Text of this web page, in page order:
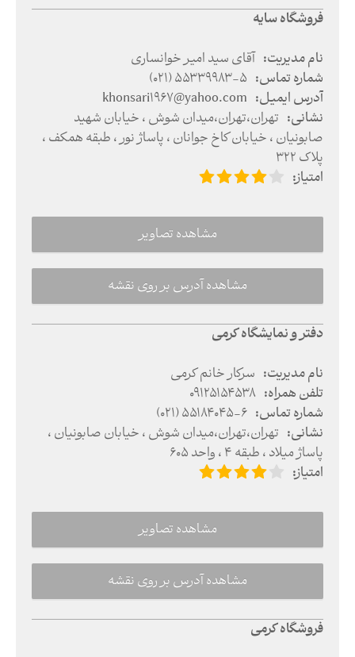
فروشگاه سایه
نام مدیریت: آقای سید امیر خوانساری
شماره تماس:
(021) 55339983-5
آدرس ایمیل:
khonsari1967@yahoo.com
نشانی: تهران،تهران،میدان شوش ، خیابان شهید
صابونیان ، خیابان کاخ جوانان ، پاساژ نور ، طبقه همکف ،
پلاک 322
امتیاز:
مشاهده تصاویر
مشاهده آدرس بر روی نقشه
دفتر و نمایشگاه کرمی
نام مدیریت: سرکار خانم کرمی
تلفن همراه:
09125154538
شماره تماس:
(021) 55184045-6
نشانی: تهران،تهران،میدان شوش ،‌ خیابان صابونیان ،
پاساژ میلاد ، طبقه 4 ، واحد 605
امتیاز:
مشاهده تصاویر
مشاهده آدرس بر روی نقشه
فروشگاه کرمی